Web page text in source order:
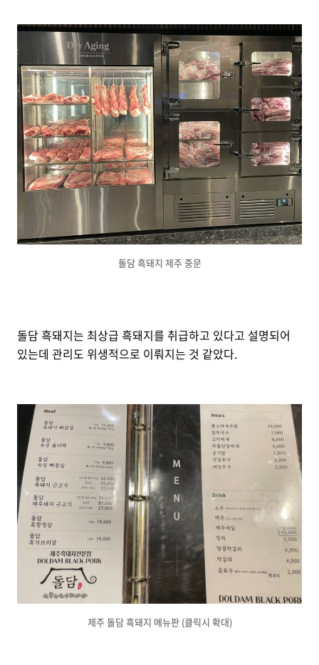
돌담 흑돼지 제주 중문
돌담 흑돼지는 최상급 흑돼지를 취급하고 있다고 설명되어
있는데 관리도 위생적으로 이뤄지는 것 같았다.
제주 돌담 흑돼지 메뉴판 (클릭시 확대)